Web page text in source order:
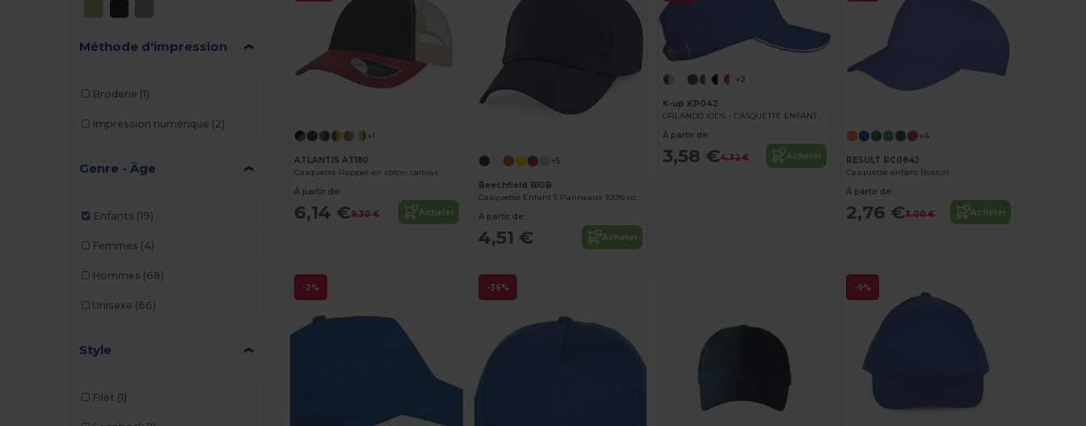
Méthode d'impression
Broderie (1)
Impression numérique (2)
Genre - Âge
Enfants (19)
Femmes (4)
Hommes (68)
Unisexe (66)
Style
Filet (1)
+1
ATLANTIS AT180
Casquette Rapper en coton canvas
À partir de:
6,14 €9,30 € Acheter
+5
Beechfield B10B
Casquette Enfant 5 Panneaux 100% coton
À partir de:
4,51 € Acheter
+2
K-up KP042
ORLANDO KIDS - CASQUETTE ENFANT 6 PANNEAUX
À partir de:
3,58 €4,32 € Acheter
+4
RESULT RC084J
Casquette enfant Boston
À partir de:
2,76 €3,00 € Acheter
-2% -36% -9%